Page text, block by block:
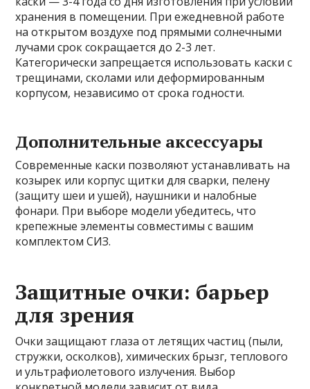
хранения в помещении. При ежедневной работе
на открытом воздухе под прямыми солнечными
лучами срок сокращается до 2-3 лет.
Категорически запрещается использовать каски с
трещинами, сколами или деформированным
корпусом, независимо от срока годности.
Дополнительные аксессуары
Современные каски позволяют устанавливать на
козырек или корпус щитки для сварки, пелену
(защиту шеи и ушей), наушники и налобные
фонари. При выборе модели убедитесь, что
крепежные элементы совместимы с вашим
комплектом СИЗ.
Защитные очки: барьер
для зрения
Очки защищают глаза от летящих частиц (пыли,
стружки, осколков), химических брызг, теплового
и ультрафиолетового излучения. Выбор